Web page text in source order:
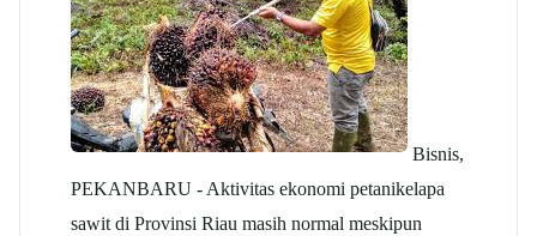
Bisnis,
PEKANBARU - Aktivitas ekonomi petanikelapa
sawitdi Provinsi Riau masih normal meskipun